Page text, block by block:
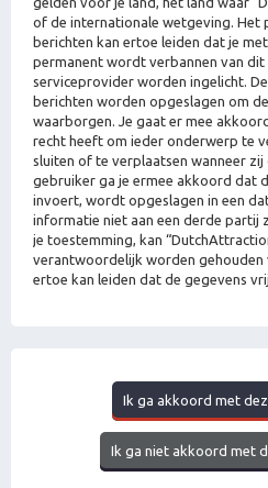
of de internationale wetgeving. Het
berichten kan ertoe leiden dat je
permanent wordt verbannen van dit
serviceprovider worden ingelicht.
berichten worden opgeslagen om
waarborgen. Je gaat er mee
recht heeft om ieder onderwerp te
sluiten of te verplaatsen wanneer zij
gebruiker ga je ermee akkoord dat
invoert, wordt opgeslagen in een
informatie niet aan een derde partij
je toestemming, kan
verantwoordelijk worden gehouden
ertoe kan leiden dat de gegevens